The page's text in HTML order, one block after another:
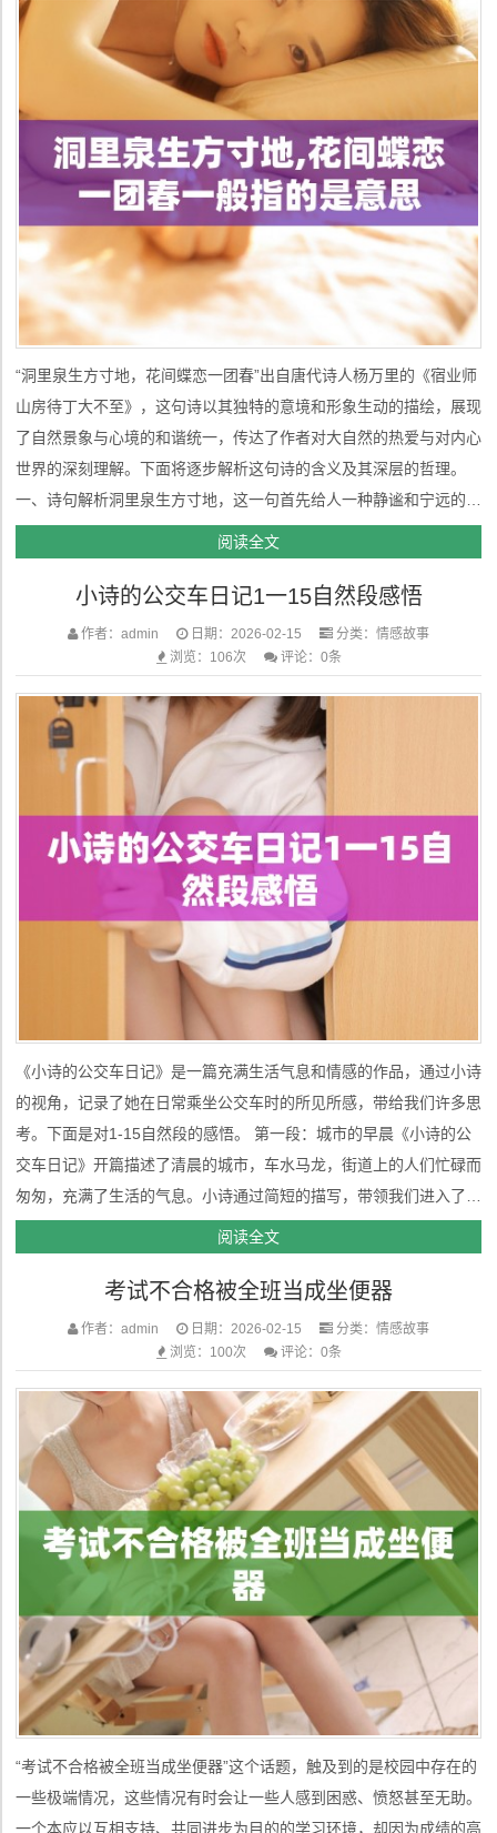
“洞里泉生方寸地，花间蝶恋一团春”出自唐代诗人杨万里的《宿业师
山房待丁大不至》，这句诗以其独特的意境和形象生动的描绘，展现
了自然景象与心境的和谐统一，传达了作者对大自然的热爱与对内心
世界的深刻理解。下面将逐步解析这句诗的含义及其深层的哲理。
一、诗句解析洞里泉生方寸地，这一句首先给人一种静谧和宁远的感
觉。诗人以“洞里泉”作为起点，将“泉”放置在一个隐秘的洞中，泉水
从洞里流出，象征着生命力的延续和自然的澄澈。方寸地，通常指心
中或空间...
阅读全文
小诗的公交车日记1一15自然段感悟
作者：admin 日期：2026-02-15 分类： 情感故事
浏览：106次
评论：0条
《小诗的公交车日记》是一篇充满生活气息和情感的作品，通过小诗
的视角，记录了她在日常乘坐公交车时的所见所感，带给我们许多思
考。下面是对1-15自然段的感悟。 第一段：城市的早晨《小诗的公
交车日记》开篇描述了清晨的城市，车水马龙，街道上的人们忙碌而
匆匆，充满了生活的气息。小诗通过简短的描写，带领我们进入了她
的日常生活场景，让人感受到城市的节奏与生活的压力。 从这一段
开始，作品设定了时间和空间的背景，让我们了解到了小诗的生活环
阅读全文
考试不合格被全班当成坐便器
作者：admin 日期：2026-02-15 分类： 情感故事
浏览：100次
评论：0条
“考试不合格被全班当成坐便器”这个话题，触及到的是校园中存在的
一些极端情况，这些情况有时会让一些人感到困惑、愤怒甚至无助。
一个本应以互相支持、共同进步为目的的学习环境，却因为成绩的高